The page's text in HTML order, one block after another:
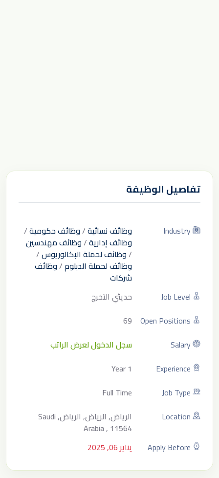
تفاصيل الوظيفة
Industry وظائف نسائية/وظائف حكومية/
وظائف إدارية/وظائف مهندسين
/وظائف لحملة البكالوريوس/
وظائف لحملة الدبلوم/وظائف
شركات
Job Level
حديثي التخرج
Open Positions
69
Salary
سجل الدخول لعرض الراتب
Experience
1 Year
Job Type
Full Time
Location
الرياض, الرياض, الرياض, Saudi
Arabia , 11564
Apply Before
يناير 06, 2025